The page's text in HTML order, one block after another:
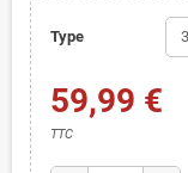
Type
59,99 €
TTC